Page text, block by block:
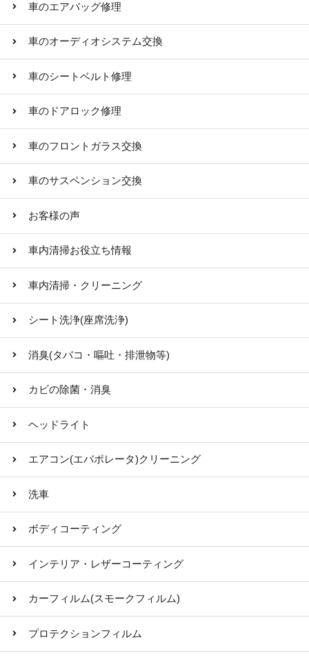
車のエアバッグ修理
車のオーディオシステム交換
車のシートベルト修理
車のドアロック修理
車のフロントガラス交換
車のサスペンション交換
お客様の声
車内清掃お役立ち情報
車内清掃・クリーニング
シート洗浄(座席洗浄)
消臭(タバコ・嘔吐・排泄物等)
カビの除菌・消臭
ヘッドライト
エアコン(エバポレータ)クリーニング
洗車
ボディコーティング
インテリア・レザーコーティング
カーフィルム(スモークフィルム)
プロテクションフィルム